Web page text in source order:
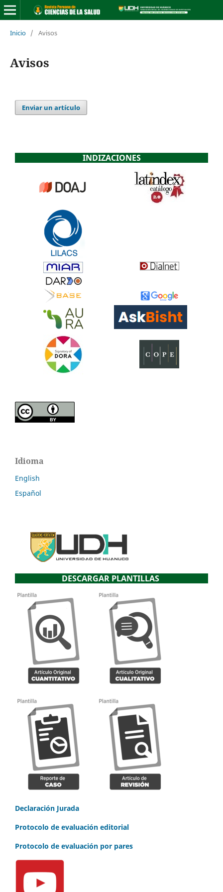
Inicio / Avisos
Avisos
Enviar un artículo
INDIZACIONES
Idioma
English
Español
DESCARGAR PLANTILLAS
Declaración Jurada
Protocolo de evaluación editorial
Protocolo de evaluación por pares